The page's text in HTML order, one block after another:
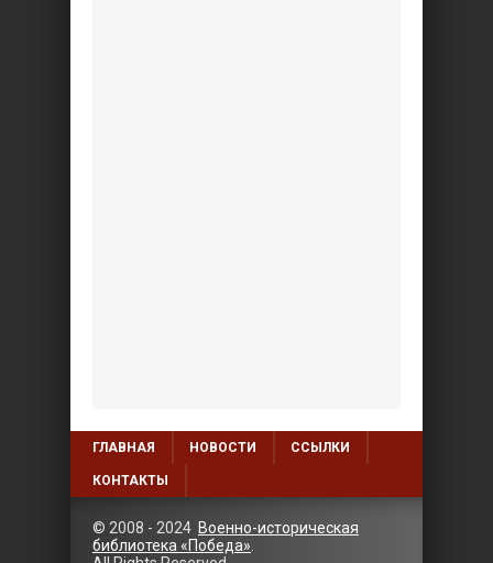
ГЛАВНАЯ НОВОСТИ ССЫЛКИ
КОНТАКТЫ
© 2008 - 2024 Военно-историческая
библиотека «Победа»